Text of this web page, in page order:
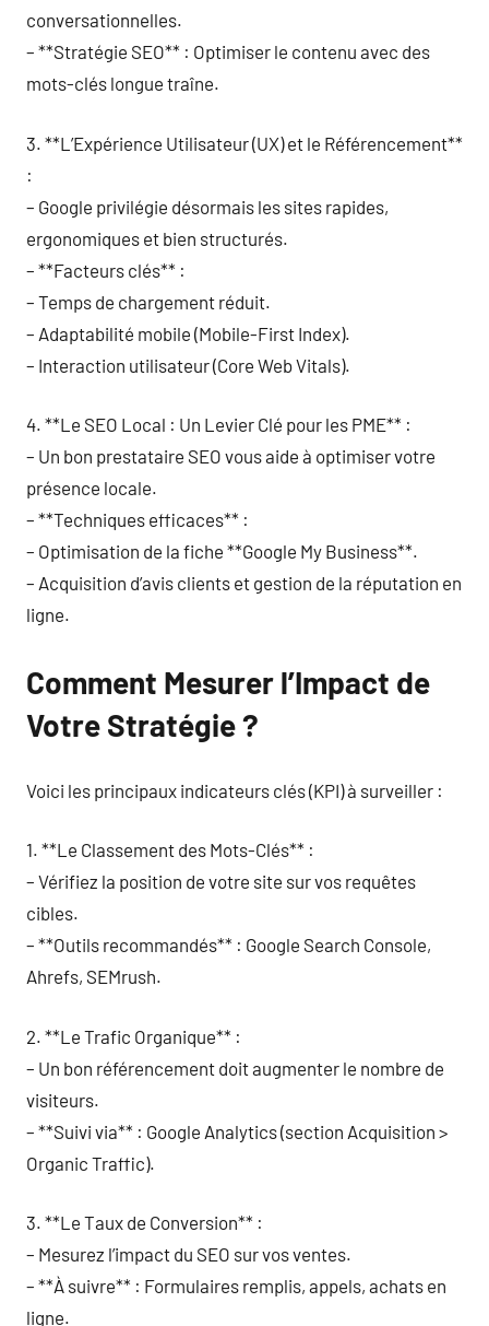
conversationnelles.
– **Stratégie SEO** : Optimiser le contenu avec des
mots-clés longue traîne.
3. **L’Expérience Utilisateur (UX) et le Référencement**
:
– Google privilégie désormais les sites rapides,
ergonomiques et bien structurés.
– **Facteurs clés** :
– Temps de chargement réduit.
– Adaptabilité mobile (Mobile-First Index).
– Interaction utilisateur (Core Web Vitals).
4. **Le SEO Local : Un Levier Clé pour les PME** :
– Un bon prestataire SEO vous aide à optimiser votre
présence locale.
– **Techniques efficaces** :
– Optimisation de la fiche **Google My Business**.
– Acquisition d’avis clients et gestion de la réputation en
ligne.
Comment Mesurer l’Impact de
Votre Stratégie ?
Voici les principaux indicateurs clés (KPI) à surveiller :
1. **Le Classement des Mots-Clés** :
– Vérifiez la position de votre site sur vos requêtes
cibles.
– **Outils recommandés** : Google Search Console,
Ahrefs, SEMrush.
2. **Le Trafic Organique** :
– Un bon référencement doit augmenter le nombre de
visiteurs.
– **Suivi via** : Google Analytics (section Acquisition >
Organic Traffic).
3. **Le Taux de Conversion** :
– Mesurez l’impact du SEO sur vos ventes.
– **À suivre** : Formulaires remplis, appels, achats en
ligne.